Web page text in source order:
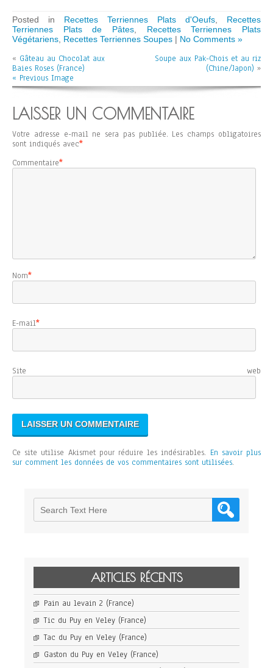
Posted in Recettes Terriennes Plats d'Oeufs
Recettes
Terriennes Plats de Pâtes
Recettes Terriennes Plats
Végétariens Recettes Terriennes Soupes | No Comments »
« Gâteau au Chocolat aux
Baies Roses (France)
Soupe aux Pak-Chois et au riz
(Chine/Japon) »
« Previous Image
LAISSER UN COMMENTAIRE
Votre adresse e-mail ne sera pas publiée. Les champs obligatoires
sont indiqués avec*
Commentaire*
Nom*
E-mail*
Site web
Ce site utilise Akismet pour réduire les indésirables. En savoir plus
sur comment les données de vos commentaires sont utilisées.
ARTICLES RÉCENTS
Pain au levain 2 (France)
Tic du Puy en Veley (France)
Tac du Puy en Veley (France)
Gaston du Puy en Veley (France)